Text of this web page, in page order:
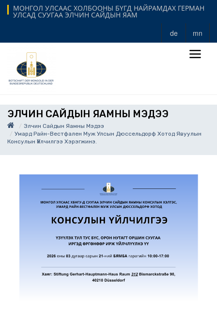
МОНГОЛ УЛСААС ХОЛБООНЫ БҮГД НАЙРАМДАХ ГЕРМАН
УЛСАД СУУГАА ЭЛЧИН САЙДЫН ЯАМ
de mn
ЭЛЧИН САЙДЫН ЯАМНЫ МЭДЭЭ
Элчин Сайдын Яамны Мэдээ
Умард Райн-Вестфален Муж Улсын Дюссельдорф Хотод Явуулын
Консулын Үйлчилгээ Хэрэгжинэ.